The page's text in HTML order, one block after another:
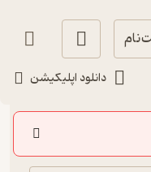
دانلود اپلیکیشن
20,000